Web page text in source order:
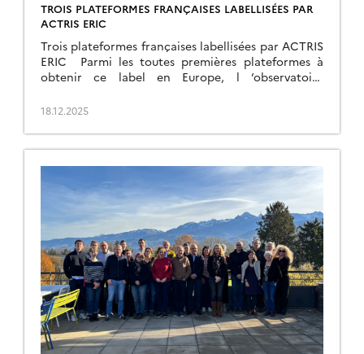
TROIS PLATEFORMES FRANÇAISES LABELLISÉES PAR
ACTRIS ERIC
Trois plateformes françaises labellisées par ACTRIS
ERIC Parmi les toutes premières plateformes à
obtenir ce label en Europe, l ‘observatoire
d’observation atmosphérique Cézeaux/Opme/Puy
18.12.2025